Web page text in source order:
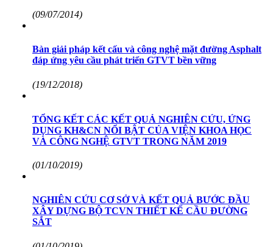
(09/07/2014)
Bàn giải pháp kết cấu và công nghệ mặt đường Asphalt
đáp ứng yêu cầu phát triển GTVT bền vững
(19/12/2018)
TỔNG KẾT CÁC KẾT QUẢ NGHIÊN CỨU, ỨNG
DỤNG KH&CN NỔI BẬT CỦA VIỆN KHOA HỌC
VÀ CÔNG NGHỆ GTVT TRONG NĂM 2019
(01/10/2019)
NGHIÊN CỨU CƠ SỞ VÀ KẾT QUẢ BƯỚC ĐẦU
XÂY DỰNG BỘ TCVN THIẾT KẾ CẦU ĐƯỜNG
SẮT